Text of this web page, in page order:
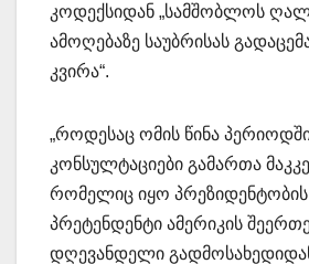
კოდექსიდან „სამშობლოს
ამოღებაზე საუბრისას
კვირა“.
„როდესაც ომის წინა
კონსულტაციები გამართა
რომელიც იყო
პრეტენდენტი ამერიკის
დღევანდელი